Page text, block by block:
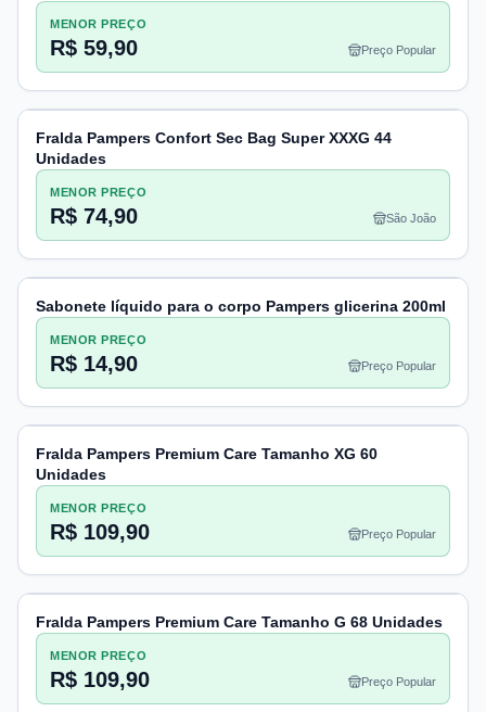
MENOR PREÇO
R$ 59,90 Preço Popular
Fralda Pampers Confort Sec Bag Super XXXG 44
Unidades
MENOR PREÇO
R$ 74,90 São João
Sabonete líquido para o corpo Pampers glicerina 200ml
MENOR PREÇO
R$ 14,90 Preço Popular
Fralda Pampers Premium Care Tamanho XG 60
Unidades
MENOR PREÇO
R$ 109,90 Preço Popular
Fralda Pampers Premium Care Tamanho G 68 Unidades
MENOR PREÇO
R$ 109,90 Preço Popular